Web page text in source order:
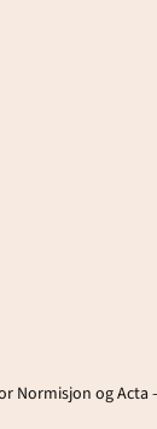
Normisjon og Acta